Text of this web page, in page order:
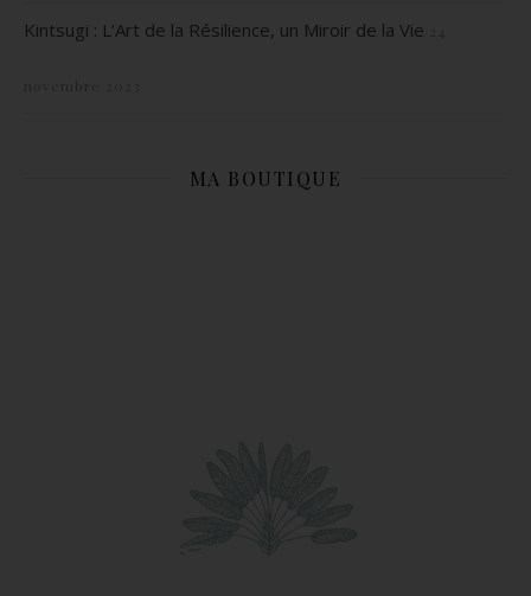
Kintsugi : L’Art de la Résilience, un Miroir de la Vie
MA BOUTIQUE